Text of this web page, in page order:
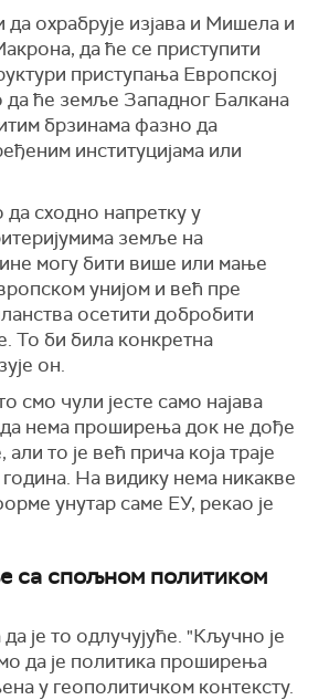
да охрабрује изјава и Мишела и
да ће се приступити
приступања Европској
да ће земље Западног Балкана
брзинама фазно да
институцијама или
сходно напретку у
земље на
могу бити више или мање
унијом и већ пре
осетити добробити
То би била конкретна
он.
смо чули јесте само најава
нема проширења док не дође
то је већ прича која траје
На видику нема никакве
унутар саме ЕУ, рекао је
са спољном политиком
је то одлучујуће. "Кључно је
да је политика проширења
у геополитичком контексту.